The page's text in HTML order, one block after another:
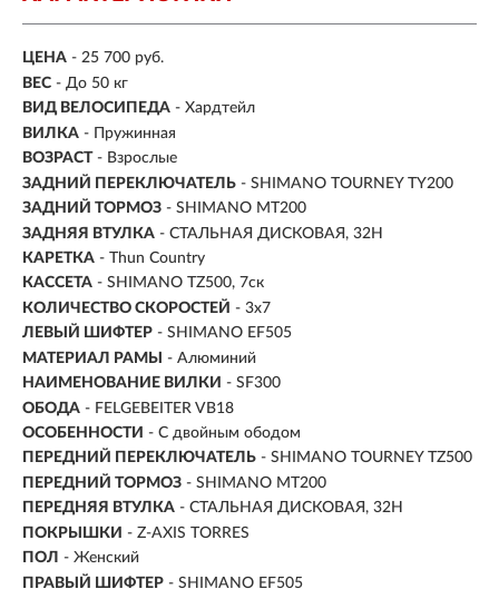
ЦЕНА - 25 700 руб.
ВЕС - До 50 кг
ВИД ВЕЛОСИПЕДА - Хардтейл
ВИЛКА - Пружинная
ВОЗРАСТ - Взрослые
ЗАДНИЙ ПЕРЕКЛЮЧАТЕЛЬ - SHIMANO TOURNEY TY200
ЗАДНИЙ ТОРМОЗ - SHIMANO MT200
ЗАДНЯЯ ВТУЛКА - СТАЛЬНАЯ ДИСКОВАЯ, 32H
КАРЕТКА - Thun Country
КАССЕТА - SHIMANO TZ500, 7ск
КОЛИЧЕСТВО СКОРОСТЕЙ - 3x7
ЛЕВЫЙ ШИФТЕР - SHIMANO EF505
МАТЕРИАЛ РАМЫ
- Алюминий
НАИМЕНОВАНИЕ ВИЛКИ - SF300
ОБОДА - FELGEBEITER VB18
ОСОБЕННОСТИ - С двойным ободом
ПЕРЕДНИЙ ПЕРЕКЛЮЧАТЕЛЬ - SHIMANO TOURNEY TZ500
ПЕРЕДНИЙ ТОРМОЗ - SHIMANO MT200
ПЕРЕДНЯЯ ВТУЛКА - СТАЛЬНАЯ ДИСКОВАЯ, 32H
ПОКРЫШКИ - Z-AXIS TORRES
ПОЛ - Женский
ПРАВЫЙ ШИФТЕР - SHIMANO EF505